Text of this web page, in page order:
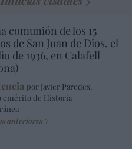
comunión de los 15
de San Juan de Dios, el
de 1936, en Calafell
por Javier Paredes,
emérito de Historia
anteriores